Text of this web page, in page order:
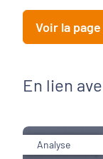
Voir la
En lien
Analyse